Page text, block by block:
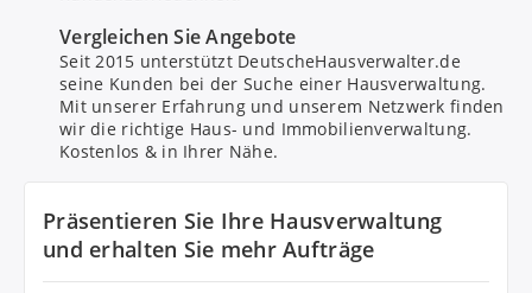
Nachricht senden
Mit Absenden stimmen Sie dem
Vergleichen Sie Angebote
Seit 2015 unterstützt DeutscheHausverwalter.de
seine Kunden bei der Suche einer Hausverwaltung.
Mit unserer Erfahrung und unserem Netzwerk finden
wir die richtige Haus- und Immobilienverwaltung.
Kostenlos & in Ihrer Nähe.
Präsentieren Sie Ihre Hausverwaltung
und erhalten Sie mehr Aufträge